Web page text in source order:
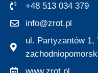
+48 513 034 379
info@zrot.pl
ul. Partyzantów 1,